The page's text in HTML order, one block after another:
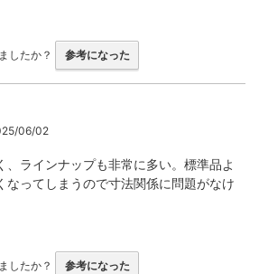
したか？ 参考になった
4
06/02
、ラインナップも非常に多い。標準品よ
なってしまうので寸法関係に問題がなけ
したか？ 参考になった